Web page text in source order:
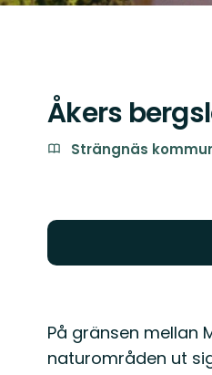
Åkers
Strängnäs
På gränsen mellan
naturområden ut